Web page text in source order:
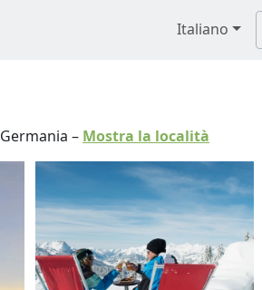
Italiano
Germania – Mostra la località